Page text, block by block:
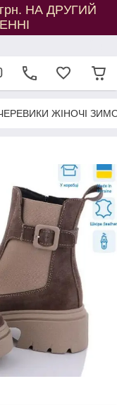
НА ДРУГИЙ
ЖІНОЧІ